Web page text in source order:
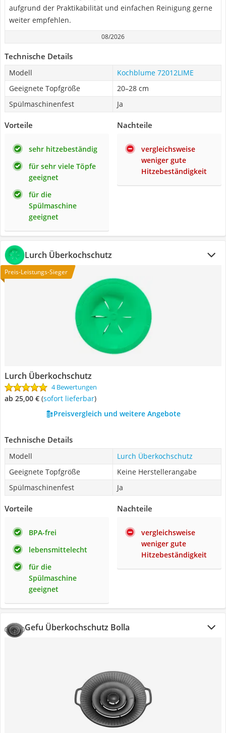
aufgrund der Praktikabilität und einfachen Reinigung gerne
weiter empfehlen.
08/2026
Technische Details
Modell
Kochblume 72012LIME
Geeignete Topfgröße
20–28 cm
Spülmaschinenfest
Ja
Vorteile
sehr hitzebeständig
für sehr viele Töpfe
geeignet
für die
Spülmaschine
geeignet
Nachteile
vergleichsweise
weniger gute
Hitzebeständigkeit
Lurch Überkochschutz
Preis-Leistungs-Sieger
Lurch Überkochschutz
4 Bewertungen
ab 25,00 € ( Sofort lieferbar)
Preisvergleich und weitere Angebote
Technische Details
Modell
Lurch Überkochschutz
Geeignete Topfgröße
Keine Herstellerangabe
Spülmaschinenfest
Ja
Vorteile
BPA-frei
lebensmittelecht
für die
Spülmaschine
geeignet
Nachteile
vergleichsweise
weniger gute
Hitzebeständigkeit
Gefu Überkochschutz Bolla